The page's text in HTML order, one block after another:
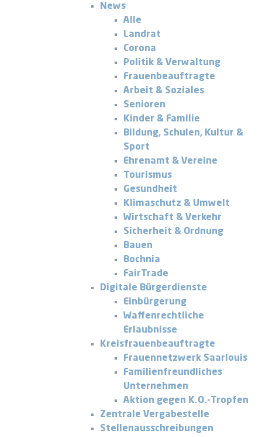
News
Alle
Landrat
Corona
Politik & Verwaltung
Frauenbeauftragte
Arbeit & Soziales
Senioren
Kinder & Familie
Bildung, Schulen, Kultur &
Sport
Ehrenamt & Vereine
Tourismus
Gesundheit
Klimaschutz & Umwelt
Wirtschaft & Verkehr
Sicherheit & Ordnung
Bauen
Bochnia
FairTrade
Digitale Bürgerdienste
Einbürgerung
Waffenrechtliche
Erlaubnisse
Kreisfrauenbeauftragte
Frauennetzwerk Saarlouis
Familienfreundliches
Unternehmen
Aktion gegen K.O.-Tropfen
Zentrale Vergabestelle
Stellenausschreibungen